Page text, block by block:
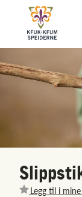
Legg til i